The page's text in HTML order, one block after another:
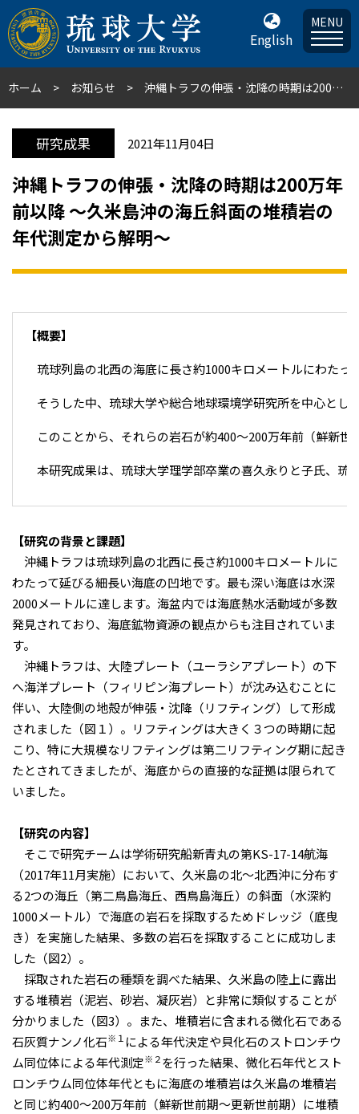
English
MENU
ホーム お知らせ 沖縄トラフの伸張・沈降の時期は200万年前以降 ～久米島沖の海丘斜面の堆積岩の年代測定から解明～
研究成果 2021年11月04日
沖縄トラフの伸張・沈降の時期は200万年
前以降 ～久米島沖の海丘斜面の堆積岩の
年代測定から解明～
【概要】
琉球列島の北西の海底に長さ約1000キロメートルにわたっ
そうした中、琉球大学や総合地球環境学研究所を中心とし
このことから、それらの岩石が約400～200万年前（鮮新
本研究成果は、琉球大学理学部卒業の喜久永りと子氏、琉
【研究の背景と課題】
沖縄トラフは琉球列島の北西に長さ約1000キロメートルに
わたって延びる細長い海底の凹地です。最も深い海底は水深
2000メートルに達します。海盆内では海底熱水活動域が多数
発見されており、海底鉱物資源の観点からも注目されていま
す。
沖縄トラフは、大陸プレート（ユーラシアプレート）の下
へ海洋プレート（フィリピン海プレート）が沈み込むことに
伴い、大陸側の地殻が伸張・沈降（リフティング）して形成
されました（図１）。リフティングは大きく３つの時期に起
こり、特に大規模なリフティングは第二リフティング期に起き
たとされてきましたが、海底からの直接的な証拠は限られて
いました。
【研究の内容】
そこで研究チームは学術研究船新青丸の第KS-17-14航海
（2017年11月実施）において、久米島の北～北西沖に分布す
る2つの海丘（第二鳥島海丘、西鳥島海丘）の斜面（水深約
1000メートル）で海底の岩石を採取するためドレッジ（底曳
き）を実施した結果、多数の岩石を採取することに成功しま
した（図2）。
採取された岩石の種類を調べた結果、久米島の陸上に露出
する堆積岩（泥岩、砂岩、凝灰岩）と非常に類似することが
分かりました（図3）。また、堆積岩に含まれる微化石である
石灰質ナンノ化石※１ による年代決定や貝化石のストロンチウ
ム同位体による年代測定※２を行った結果、微化石年代とスト
ロンチウム同位体年代ともに海底の堆積岩は久米島の堆積岩
と同じ約400～200万年前（鮮新世前期～更新世前期）に堆積